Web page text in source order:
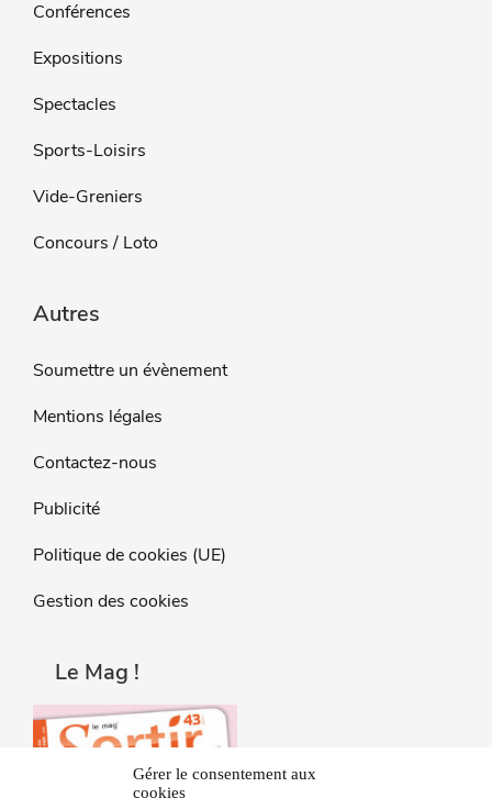
Gérer le consentement aux
cookies
Conférences
Expositions
Spectacles
Sports-Loisirs
Vide-Greniers
Concours / Loto
Autres
Soumettre un évènement
Mentions légales
Contactez-nous
Publicité
Politique de cookies (UE)
Gestion des cookies
Le Mag !